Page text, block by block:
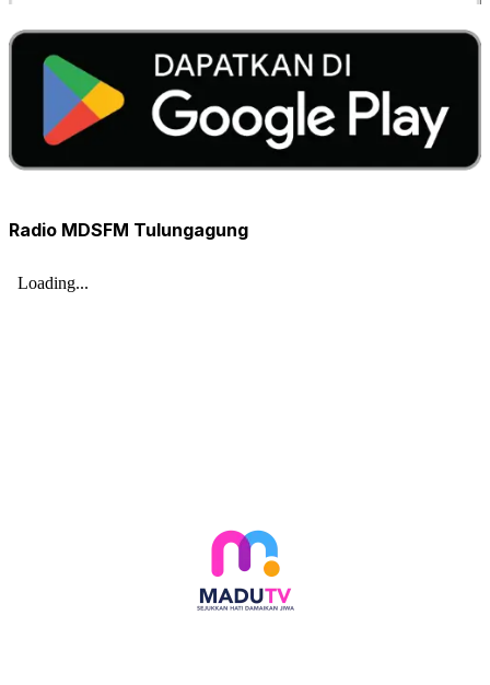
Radio MDSFM Tulungagung